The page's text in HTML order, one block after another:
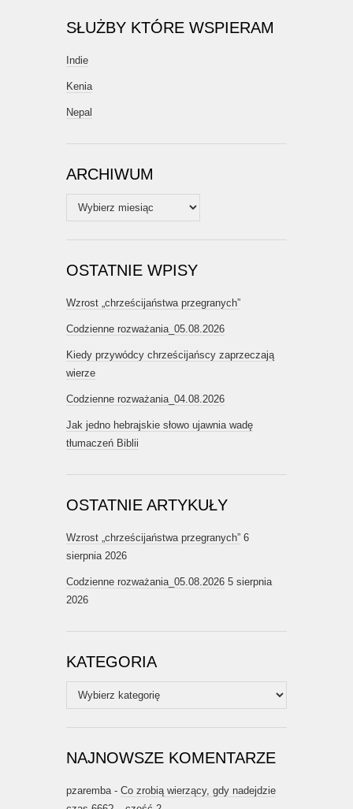
SŁUŻBY KTÓRE WSPIERAM
Indie
Kenia
Nepal
ARCHIWUM
Archiwum
OSTATNIE WPISY
Wzrost „chrześcijaństwa przegranych”
Codzienne rozważania_05.08.2026
Kiedy przywódcy chrześcijańscy zaprzeczają
wierze
Codzienne rozważania_04.08.2026
Jak jedno hebrajskie słowo ujawnia wadę
tłumaczeń Biblii
OSTATNIE ARTYKUŁY
Wzrost „chrześcijaństwa przegranych” 6
sierpnia 2026
Codzienne rozważania_05.08.2026 5 sierpnia
2026
KATEGORIA
Kategoria
NAJNOWSZE KOMENTARZE
pzaremba- Co zrobią wierzący, gdy nadejdzie